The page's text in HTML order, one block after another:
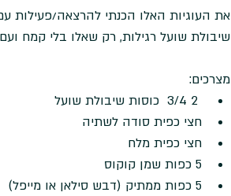
את העוגיות האלו הכנתי להרצאה/פעילות
שיבולת שועל רגילות, רק שאלו בלי קמח
מצרכים:
חצי כפית סודה לשתיה
חצי כפית מלח
5 כפות שמן קוקוס
5 כפות ממתיק (דבש סילאן או מייפל)